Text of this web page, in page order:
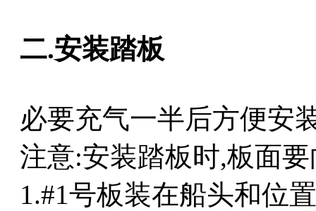
二.安装踏板
必要充气一半后方便安
注意:安装踏板时,板面
1.#1号板装在船头和位